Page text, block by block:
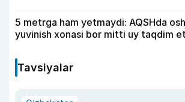
5 metrga ham yetmaydi: AQSHda
yuvinish xonasi bor mitti uy taqdim
Tavsiyalar